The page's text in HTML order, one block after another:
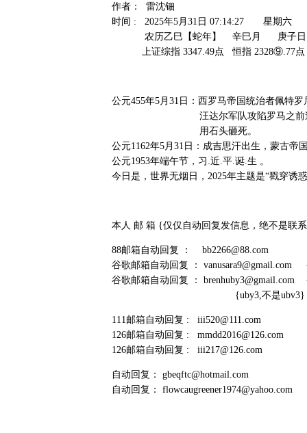
作者： 雷沈钿
时间 : 2025年5月31日 07:14:27 星期
农历乙巳【蛇年】 辛巳月 庚子日
上证综指 3347.49点 恒指 2328⑨.77点
公元455年5月31日：西罗马帝国统治者佩特罗
汪达尔军队攻陷罗马之前逃离
用石头砸死。
公元1162年5月31日：成吉思汗出生，蒙古帝
公元1953年端午节，习.近.平.诞.生 。
今日是，世界无烟日，2025年主题是“戳穿诱
本人 邮 箱 {仅仅自动回复发信息，绝不是联
88邮箱自动回复 ： bb2266@88.com
谷歌邮箱自动回复 ：
谷歌邮箱自动回复 ：
{uby3,不是ubv3}
111邮箱自动回复 : iii520@111.com
126邮箱自动回复 : mmdd2016@126.com
126邮箱自动回复 : iii217@126.com
自动回复： gbeqftc@hotmail.com
自动回复： flowcaugreener1974@yahoo.com